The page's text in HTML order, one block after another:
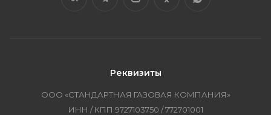
Реквизиты
ООО «СТАНДАРТНАЯ ГАЗОВАЯ КОМПАНИЯ»
ИНН / КПП 9727103750 / 772701001